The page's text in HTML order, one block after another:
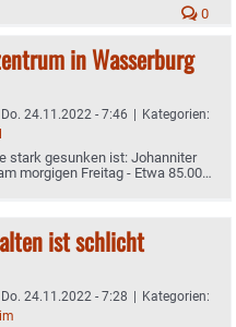
0
in Wasserburg
Do. 24.11.2022 - 7:46 | Kategorien:
stark gesunken ist: Johanniter
morgigen Freitag - Etwa 85.000
ist schlicht
Do. 24.11.2022 - 7:28 | Kategorien: